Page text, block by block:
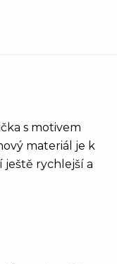
s motivem
materiál je k
ještě rychlejší a